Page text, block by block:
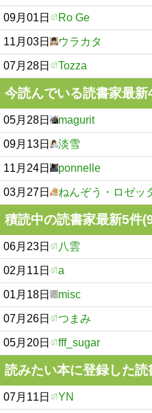
09月01日 Ro Ge
11月03日 ウラカタ
07月28日 Tozza
今読んでいる読書家最新
05月28日 magurit
09月13日 淡雪
11月24日 ponnelle
03月27日 ねんぞう・ロゼッ
積読中の読書家最新5件
06月23日 八雲
02月11日 a
01月18日 misc
07月26日 つまみ
05月20日 fff_sugar
読みたい本に登録した
07月11日 YN